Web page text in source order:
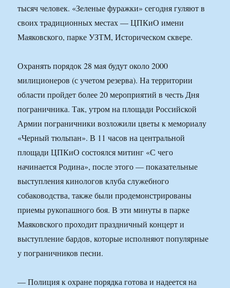
тысяч человек. «Зеленые фуражки» сегодня гуляют в
своих традиционных местах — ЦПКиО имени
Маяковского, парке УЗТМ, Историческом сквере.
Охранять порядок 28 мая будут около 2000
милиционеров (с учетом резерва). На территории
области пройдет более 20 мероприятий в честь Дня
пограничника. Так, утром на площади Российской
Армии пограничники возложили цветы к мемориалу
«Черный тюльпан». В 11 часов на центральной
площади ЦПКиО состоялся митинг «С чего
начинается Родина», после этого — показательные
выступления кинологов клуба служебного
собаководства, также были продемонстрированы
приемы рукопашного боя. В эти минуты в парке
Маяковского проходит праздничный концерт и
выступление бардов, которые исполняют популярные
у пограничников песни.
— Полиция к охране порядка готова и надеется на